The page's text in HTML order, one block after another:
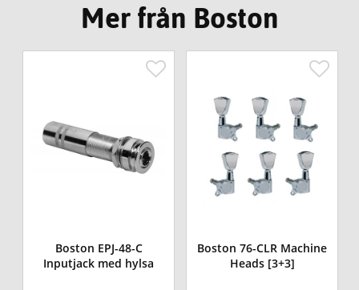
Mer från Boston
Boston EPJ-48-C
Inputjack med hylsa
Boston 76-CLR Machine
Heads [3+3]